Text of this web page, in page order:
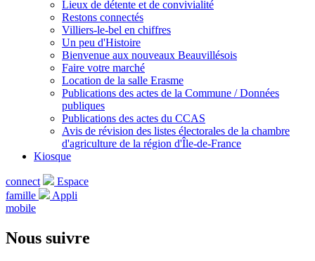
Lieux de détente et de convivialité
Restons connectés
Villiers-le-bel en chiffres
Un peu d'Histoire
Bienvenue aux nouveaux Beauvillésois
Faire votre marché
Location de la salle Erasme
Publications des actes de la Commune / Données
publiques
Publications des actes du CCAS
Avis de révision des listes électorales de la chambre
d'agriculture de la région d'Île-de-France
Kiosque
connect
Espace
famille
Appli
mobile
Nous suivre